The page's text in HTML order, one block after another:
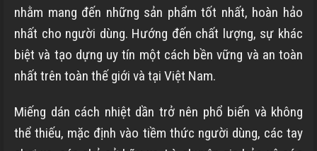
nhằm mang đến những sản phẩm tốt nhất, hoàn hảo
nhất cho người dùng. Hướng đến chất lượng, sự khác
biệt và tạo dựng uy tín một cách bền vững và an toàn
nhất trên toàn thế giới và tại Việt Nam.
Miếng dán cách nhiệt dần trở nên phổ biến và không
thể thiếu, mặc định vào tiềm thức người dùng, các tay